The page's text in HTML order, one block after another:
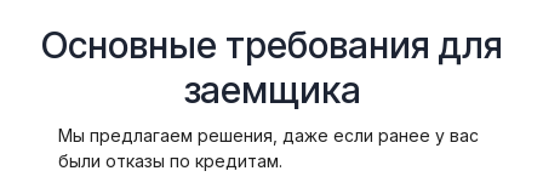
Основные требования для
заемщика
Мы предлагаем решения, даже если ранее у вас
были отказы по кредитам.